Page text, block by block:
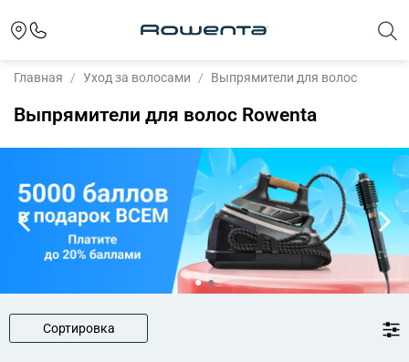
Главная Уход за волосами Выпрямители для волос
Выпрямители для волос Rowenta
Сортировка